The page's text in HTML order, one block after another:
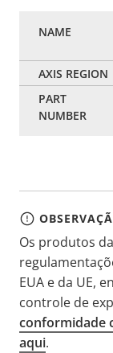
Os produtos
EUA e da UE,
controle de
conformidade
aqui.